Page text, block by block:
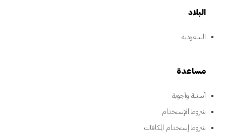
البلاد
السعودية
مساعدة
أسئلة وأجوبة
شروط الإستخدام
شروط إستخدام المكافآت